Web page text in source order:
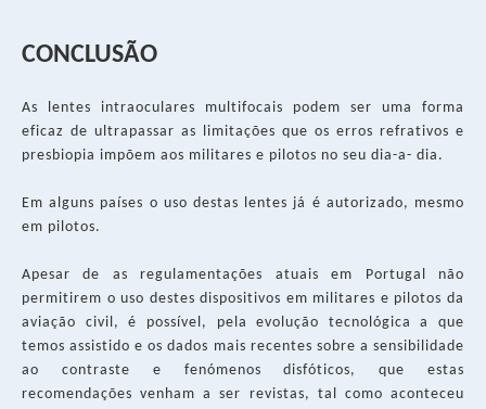
CONCLUSÃO
As lentes intraoculares multifocais podem ser uma forma
eficaz de ultrapassar as limitações que os erros refrativos e
presbiopia impõem aos militares e pilotos no seu dia-a- dia.
Em alguns países o uso destas lentes já é autorizado, mesmo
em pilotos.
Apesar de as regulamentações atuais em Portugal não
permitirem o uso destes dispositivos em militares e pilotos da
aviação civil, é possível, pela evolução tecnológica a que
temos assistido e os dados mais recentes sobre a sensibilidade
ao contraste e fenómenos disfóticos, que estas
recomendações venham a ser revistas, tal como aconteceu